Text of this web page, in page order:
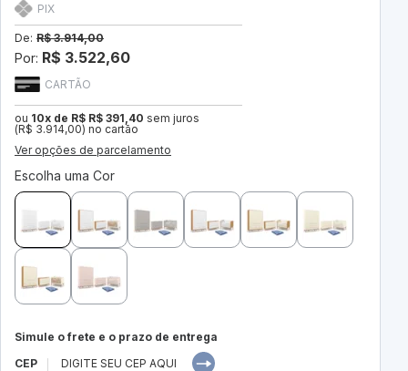
CARTÃO
ou 10x de R$ R$ 391,40 sem juros
(R$ 3.914,00) no cartão
Ver opções de parcelamento
PIX
De: R$ 3.914,00
Por: R$ 3.522,60
Escolha uma Cor
Simule o frete e o prazo de entrega
CEP